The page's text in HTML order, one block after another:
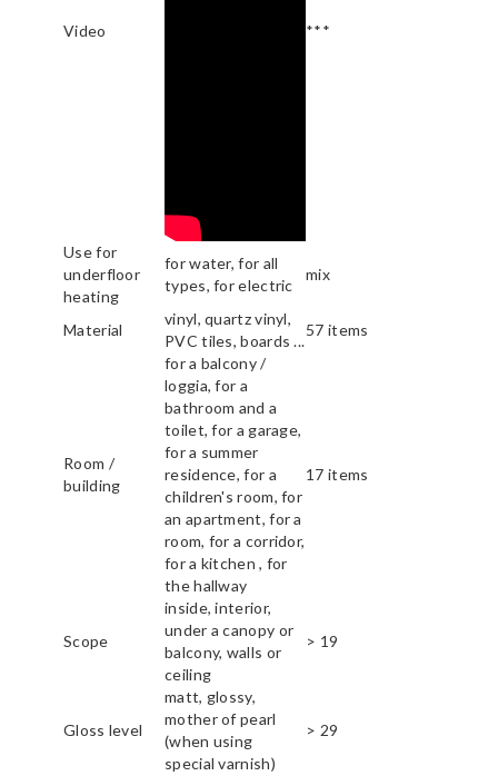
Video ***
Use for
underfloor
heating
for water, for all
types, for electric
mix
Material
vinyl, quartz vinyl,
PVC tiles, boards ...
57 items
Room /
building
for a balcony /
loggia, for a
bathroom and a
toilet, for a garage,
for a summer
residence, for a
children's room, for
an apartment, for a
room, for a corridor,
for a kitchen , for
the hallway
17 items
Scope
inside, interior,
under a canopy or
balcony, walls or
ceiling
> 19
Gloss level
matt, glossy,
mother of pearl
(when using
special varnish)
> 29